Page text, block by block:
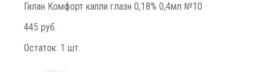
Гилан Комфорт капли глазн 0,18% 0,4мл №10
445 руб.
Остаток: 1 шт.